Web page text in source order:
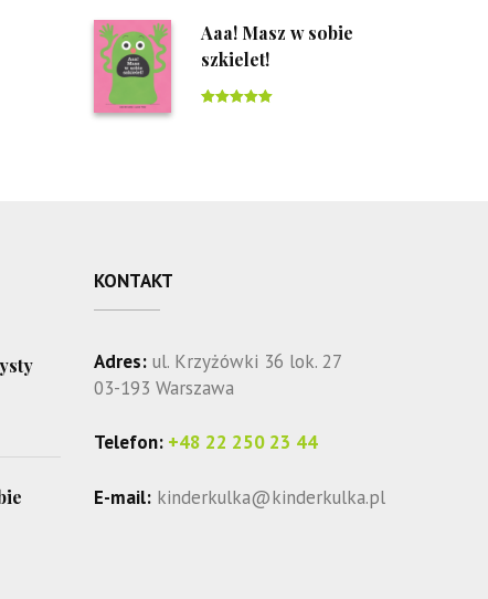
Aaa! Masz w sobie
szkielet!
KONTAKT
Adres: ul. Krzyżówki 36 lok. 27
03-193 Warszawa
Telefon: +48 22 250 23 44
E-mail: kinderkulka@kinderkulka.pl